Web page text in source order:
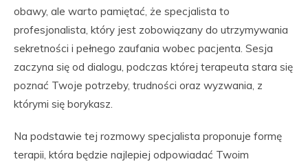
obawy, ale warto pamiętać, że specjalista to
profesjonalista, który jest zobowiązany do utrzymywania
sekretności i pełnego zaufania wobec pacjenta. Sesja
zaczyna się od dialogu, podczas której terapeuta stara się
poznać Twoje potrzeby, trudności oraz wyzwania, z
którymi się borykasz.
Na podstawie tej rozmowy specjalista proponuje formę
terapii, która będzie najlepiej odpowiadać Twoim